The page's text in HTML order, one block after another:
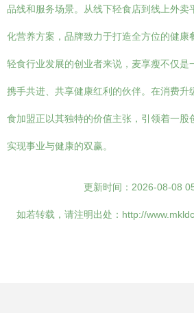
品线和服务场景。从线下轻食店到线上外卖
化营养方案，品牌致力于打造全方位的健康
轻食行业发展的创业者来说，麦享瘦不仅是
携手共进、共享健康红利的伙伴。在消费升
食加盟正以其独特的价值主张，引领着一股
实现事业与健康的双赢。
更新时间：2026-08-08
如若转载，请注明出处：http://